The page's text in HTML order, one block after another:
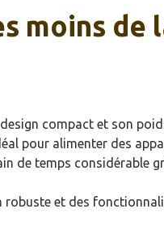
moins de
compact et son
pour alimenter des
de temps considérable
robuste et des